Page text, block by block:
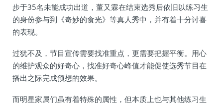
步于35名未能成功出道，董又霖在结束选秀后依旧以练习生
的身份参与到《奇妙的食光》等真人秀中，并有着十分讨喜
的表现。
过犹不及，节目宣传需要找准重点，更需要把握平衡。用心
的维护观众的好奇心，找准好奇心峰值才能促使选秀节目在
播出之际完成预想的效果。
而明星家属们虽有着特殊的属性，但本质上也与其他练习生